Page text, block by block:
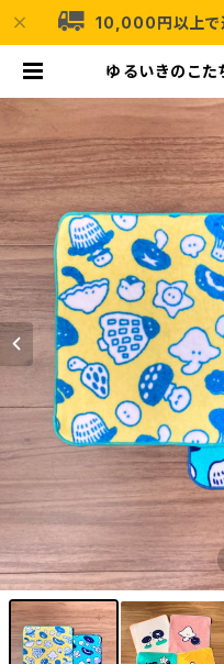
10,000円以上で
ゆるいきのこ